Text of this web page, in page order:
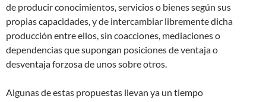
de producir conocimientos, servicios o bienes según sus
propias capacidades, y de intercambiar libremente dicha
producción entre ellos, sin coacciones, mediaciones o
dependencias que supongan posiciones de ventaja o
desventaja forzosa de unos sobre otros.
Algunas de estas propuestas llevan ya un tiempo